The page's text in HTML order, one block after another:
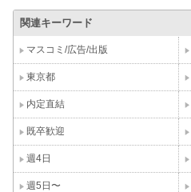
関連キーワード
マスコミ/広告/出版
東京都
内定直結
既卒歓迎
週4日
週5日〜